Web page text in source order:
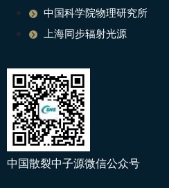
中国科学院物理研究所
上海同步辐射光源
中国散裂中子源微信公众号